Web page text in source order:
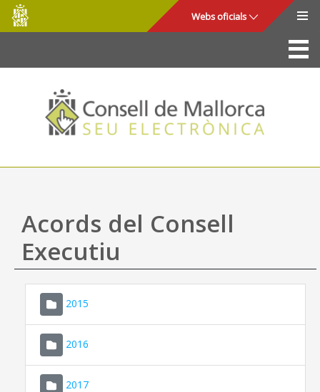
Salta al contingut principal
Consell
de
Mallorca
Webs oficials
La Seu
Consell de Mallorca
Accés i seguretat
Utilitats
Ajuda
Acords del Consell
Executiu
2015
2016
2017